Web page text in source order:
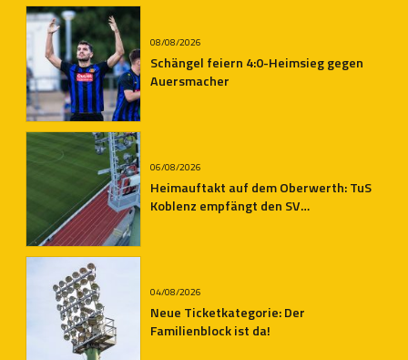
08/08/2026
Schängel feiern 4:0-Heimsieg gegen
Auersmacher
06/08/2026
Heimauftakt auf dem Oberwerth: TuS
Koblenz empfängt den SV
04/08/2026
Neue Ticketkategorie: Der
Familienblock ist da!